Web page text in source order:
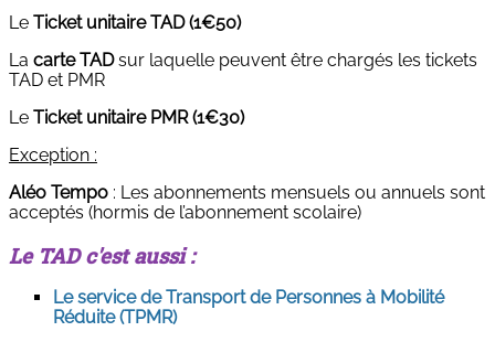
Le Ticket unitaire TAD (1€50)
La carte TADsur laquelle peuvent être chargés les tickets
TAD et PMR
Le Ticket unitaire PMR (1€30)
Exception :
Aléo Tempo : Les abonnements mensuels ou annuels sont
acceptés (hormis de l’abonnement scolaire)
Le TAD c'est aussi :
Le service de Transport de Personnes à Mobilité
Réduite (TPMR)